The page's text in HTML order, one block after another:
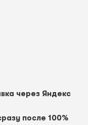
через Яндекс
после 100%